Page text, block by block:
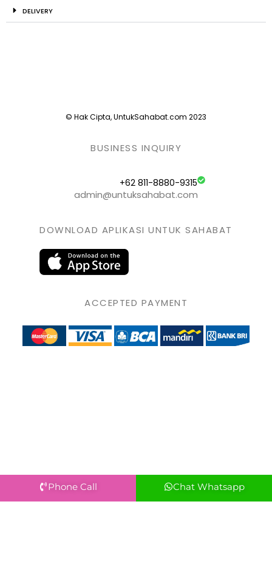
DELIVERY
© Hak Cipta, UntukSahabat.com 2023
BUSINESS INQUIRY
+62 811-8880-9315
admin@untuksahabat.com
DOWNLOAD APLIKASI UNTUK SAHABAT
ACCEPTED PAYMENT
Phone Call Chat Whatsapp